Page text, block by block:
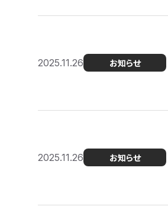
2025.11.26 お知らせ
2025.11.26 お知らせ